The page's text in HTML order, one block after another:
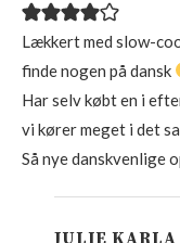
Lækkert med slow-
finde nogen på dansk
Har selv købt en i
vi kører meget i det
Så nye danskvenlige
JULIE KARLA